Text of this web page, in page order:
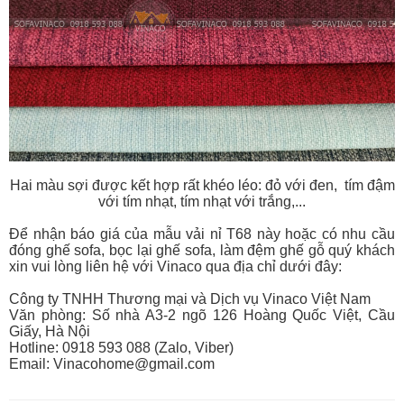
Hai màu sợi được kết hợp rất khéo léo: đỏ với đen, tím đậm
với tím nhạt, tím nhạt với trắng,...
Để nhận báo giá của mẫu vải nỉ T68 này hoặc có nhu cầu
đóng ghế sofa, bọc lại ghế sofa, làm đệm ghế gỗ quý khách
xin vui lòng liên hệ với Vinaco qua địa chỉ dưới đây:
Công ty TNHH Thương mại và Dịch vụ Vinaco Việt Nam
Văn phòng: Số nhà A3-2 ngõ 126 Hoàng Quốc Việt, Cầu
Giấy, Hà Nội
Hotline: 0918 593 088 (Zalo, Viber)
Email: Vinacohome@gmail.com